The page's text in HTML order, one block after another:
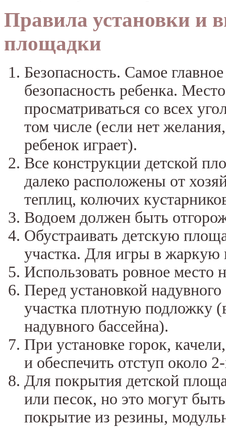
Правила установки и
площадки
Безопасность. Самое
безопасность ребенка.
просматриваться со всех
том числе (если нет
ребенок играет).
Все конструкции детской
далеко расположены от
теплиц, колючих
Водоем должен быть
Обустраивать детскую
участка. Для игры в жаркую
Использовать ровное место
Перед установкой
участка плотную подложку
надувного бассейна).
При установке горок,
и обеспечить отступ около
Для покрытия детской
или песок, но это могут
покрытие из резины,